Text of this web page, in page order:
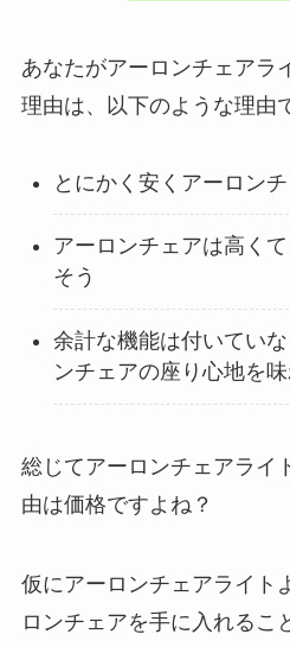
あなたがアーロンチェアラ
理由は、以下のような理由
とにかく安くアーロン
アーロンチェアは高く
そう
余計な機能は付いてい
ンチェアの座り心地を
総じてアーロンチェアライ
由は価格ですよね？
仮にアーロンチェアライト
ロンチェアを手に入れるこ